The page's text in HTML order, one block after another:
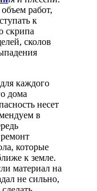
работ,
к
скрипа
сколов
каждого
дома
несет
в
которые
к земле.
материал на
не сильно,